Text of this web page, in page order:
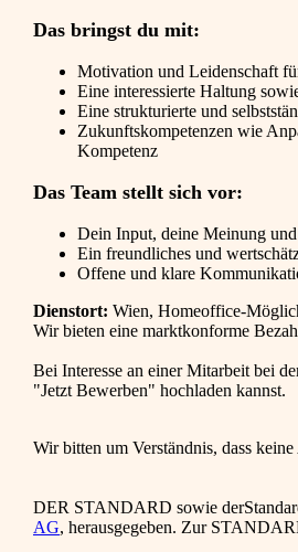
Das bringst du mit:
Motivation und Leidenschaft
Eine interessierte Haltung
Eine strukturierte und
Zukunftskompetenzen wie
Kompetenz
Das Team stellt sich vor:
Dein Input, deine Meinung
Ein freundliches und
Offene und klare
Dienstort: Wien, Homeoffice-
Wir bieten eine marktkonforme
Bei Interesse an einer Mitarbeit bei
"Jetzt Bewerben" hochladen kannst.
Wir bitten um Verständnis, dass
DER STANDARD sowie
AG, herausgegeben. Zur